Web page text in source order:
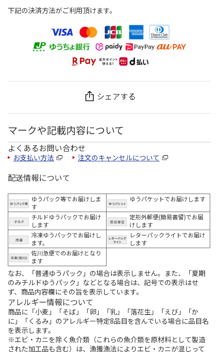
下記の決済方法がご利用頂けます。
シェアする
マークや記載内容について
よくあるお問い合わせ
お支払い方法 注文のキャンセルについて
配送情報について
ゆうパック等でお届けしま
す
ゆうパケットでお届けします
チルドゆうパックでお届け
します
定形外郵便(簡易書留)でお届
けします
冷凍ゆうパックでお届けし
ます。
レターパックライトでお届け
します
佐川急便でのお届けとなり
ます
なお、「普通ゆうパック」の場合は表示しません。また、「夏期
のみチルドゆうパック」などとなる場合は、記号での表示はせ
ず、商品内容欄にその旨を表示しています。
アレルギー情報について
商品に「小麦」「そば」「卵」「乳」「落花生」「えび」「か
に」「くるみ」のアレルギー特定8品目を含んでいる場合に品目名
を表示します。
※エビ・カニを除く魚介類（これらの魚介類を原材料として製造
された加工品も含む）は、漁獲漁法によりエビ・カニが混じって